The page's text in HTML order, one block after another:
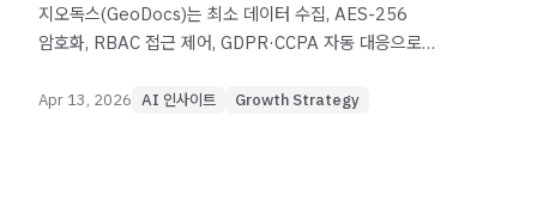
지오독스(GeoDocs)는 최소 데이터 수집, AES-256
암호화, RBAC 접근 제어, GDPR·CCPA 자동 대응으로
Apr 13, 2026 AI 인사이트 Growth Strategy